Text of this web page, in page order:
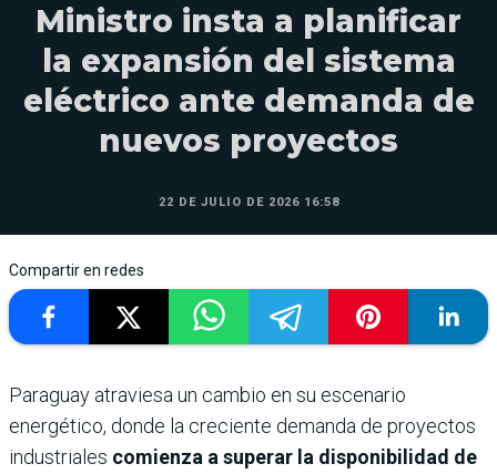
Ministro insta a planificar
la expansión del sistema
eléctrico ante demanda de
nuevos proyectos
22 DE JULIO DE 2026 16:58
Compartir en redes
Paraguay atraviesa un cambio en su escenario
energético, donde la creciente demanda de proyectos
industriales comienza a superar la disponibilidad de